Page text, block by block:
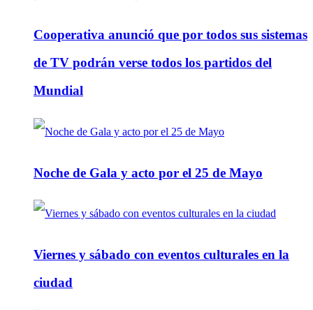
Cooperativa anunció que por todos sus sistemas
de TV podrán verse todos los partidos del
Mundial
Noche de Gala y acto por el 25 de Mayo
Viernes y sábado con eventos culturales en la
ciudad